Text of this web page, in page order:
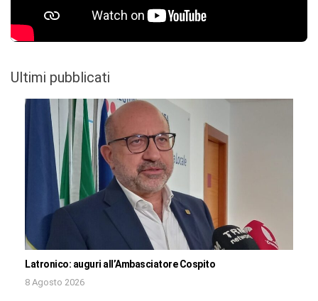
Ultimi pubblicati
Latronico: auguri all’Ambasciatore Cospito
8 Agosto 2026